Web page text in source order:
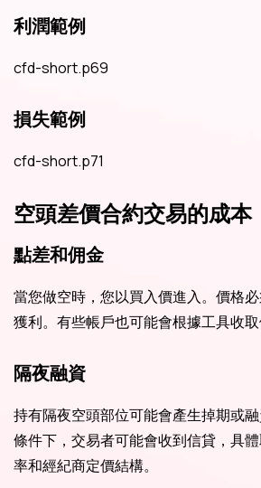
利潤範例
cfd-short.p69
損失範例
cfd-short.p71
空頭差價合約交易的成本
點差和佣金
當您做空時，您以買入價進入。價格
獲利。有些帳戶也可能會根據工具收取
隔夜融資
持有隔夜空頭部位可能會產生掉期或
條件下，交易者可能會收到信貸，具
率和經紀商定價結構。